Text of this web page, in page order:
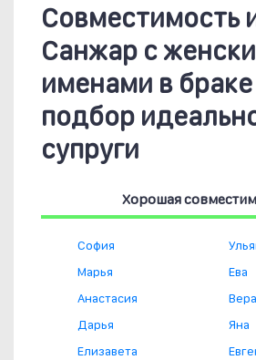
Совместимость
Санжар c
именами в
подбор
супруги
Хорошая
София
Марья
Анастасия
Дарья
Елизавета
Ева
Вера
Яна